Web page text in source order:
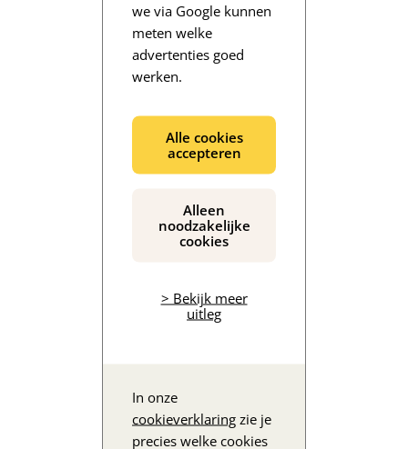
we via Google kunnen
meten welke
advertenties goed
werken.
Alle cookies
accepteren
Alleen
noodzakelijke
cookies
> Bekijk meer
uitleg
In onze
cookieverklaring zie je
precies welke cookies
De inhoud wordt geladen...